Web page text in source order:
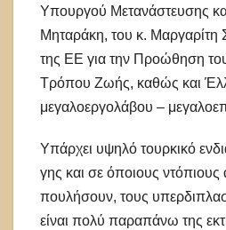
Υπουργού Μετανάστευσης
Μηταράκη, του κ. Μαργαρίτη
της ΕΕ για την Προώθηση
Τρόπου Ζωής, καθώς και
μεγαλοεργολάβου –
Υπάρχει υψηλό τουρκικό
γης και σε όποιους ντόπιους
πουλήσουν, τους
είναι πολύ παραπάνω της